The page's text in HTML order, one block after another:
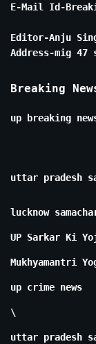
E-Mail Id-
Editor-Anju
Address-mig
Breaking
up breaking
uttar pradesh
lucknow
UP Sarkar Ki
Mukhyamantri
up crime news
\
uttar pradesh